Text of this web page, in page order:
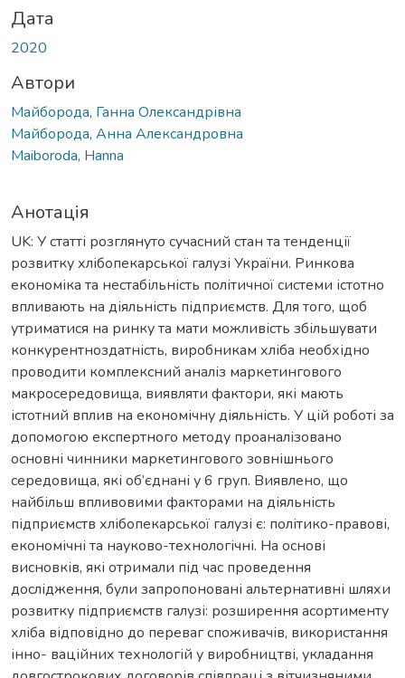
Дата
2020
Автори
Майборода, Ганна Олександрівна
Майборода, Анна Александровна
Maiboroda, Hanna
Анотація
UK: У статті розглянуто сучасний стан та тенденції
розвитку хлібопекарської галузі України. Ринкова
економіка та нестабільність політичної системи істотно
впливають на діяльність підприємств. Для того, щоб
утриматися на ринку та мати можливість збільшувати
конкурентноздатність, виробникам хліба необхідно
проводити комплексний аналіз маркетингового
макросередовища, виявляти фактори, які мають
істотний вплив на економічну діяльність. У цій роботі за
допомогою експертного методу проаналізовано
основні чинники маркетингового зовнішнього
середовища, які об’єднані у 6 груп. Виявлено, що
найбільш впливовими факторами на діяльність
підприємств хлібопекарської галузі є: політико-правові,
економічні та науково-технологічні. На основі
висновків, які отримали під час проведення
дослідження, були запропоновані альтернативні шляхи
розвитку підприємств галузі: розширення асортименту
хліба відповідно до переваг споживачів, використання
інно- ваційних технологій у виробництві, укладання